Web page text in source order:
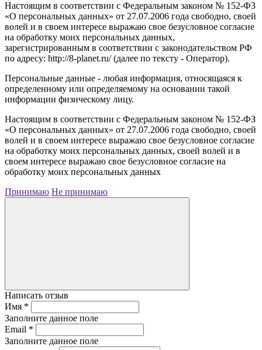
Настоящим в соответствии с Федеральным законом № 152-ФЗ
«О персональных данных» от 27.07.2006 года свободно, своей
волей и в своем интересе выражаю свое безусловное согласие
на обработку моих персональных данных,
зарегистрированным в соответствии с законодательством РФ
по адресу: http://8-planet.ru/ (далее по тексту - Оператор).
Персональные данные - любая информация, относящаяся к
определенному или определяемому на основании такой
информации физическому лицу.
Настоящим в соответствии с Федеральным законом № 152-ФЗ
«О персональных данных» от 27.07.2006 года свободно, своей
волей и в своем интересе выражаю свое безусловное согласие
на обработку моих персональных данных, своей волей и в
своем интересе выражаю свое безусловное согласие на
обработку моих персональных данных
Принимаю Не принимаю
Написать отзыв
Имя *
Заполните данное поле
Email *
Заполните данное поле